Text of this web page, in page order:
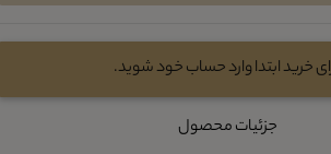
خرید ابتدا وارد حساب خود شوید.
جزئیات محصول